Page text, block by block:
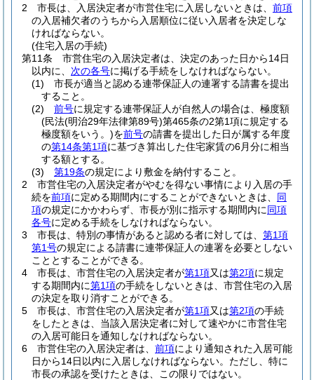
2
市長は、入居決定者が市営住宅に入居しないときは、 前項
の入居補欠者のうちから入居順位に従い入居者を決定しな
ければならない。
(住宅入居の手続)
第11条
市営住宅の入居決定者は、決定のあった日から14日
以内に、 次の各号に掲げる手続をしなければならない。
(1)
市長が適当と認める連帯保証人の連署する請書を提出
すること。
(2)
前号に規定する連帯保証人が自然人の場合は、極度額
(民法(明治29年法律第89号)第465条の2第1項に規定する
極度額をいう。)を前号の請書を提出した日が属する年度
の第14条第1項に基づき算出した住宅家賃の6月分に相当
する額とする。
(3)
第19条の規定により敷金を納付すること。
2
市営住宅の入居決定者がやむを得ない事情により入居の手
続を前項に定める期間内にすることができないときは、 同
項の規定にかかわらず、市長が別に指示する期間内に同項
各号に定める手続をしなければならない。
3
市長は、特別の事情があると認める者に対しては、 第1項
第1号の規定による請書に連帯保証人の連署を必要としない
こととすることができる。
4
市長は、市営住宅の入居決定者が第1項又は第2項に規定
する期間内に第1項の手続をしないときは、市営住宅の入居
の決定を取り消すことができる。
5
市長は、市営住宅の入居決定者が第1項又は第2項の手続
をしたときは、当該入居決定者に対して速やかに市営住宅
の入居可能日を通知しなければならない。
6
市営住宅の入居決定者は、 前項により通知された入居可能
日から14日以内に入居しなければならない。 ただし、特に
市長の承認を受けたときは、この限りではない。